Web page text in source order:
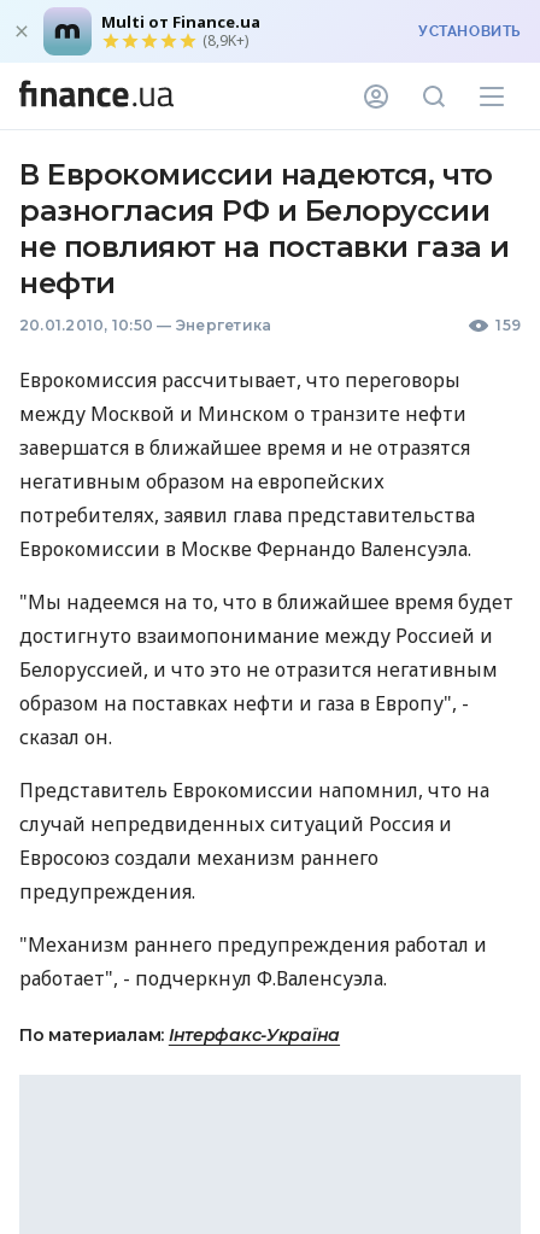
Multi от Finance.ua
(8,9K+) УСТАНОВИТЬ
В Еврокомиссии надеются, что
разногласия РФ и Белоруссии
не повлияют на поставки газа и
нефти
20.01.2010, 10:50 — Энергетика 159
Еврокомиссия рассчитывает, что переговоры
между Москвой и Минском о транзите нефти
завершатся в ближайшее время и не отразятся
негативным образом на европейских
потребителях, заявил глава представительства
Еврокомиссии в Москве Фернандо Валенсуэла.
"Мы надеемся на то, что в ближайшее время будет
достигнуто взаимопонимание между Россией и
Белоруссией, и что это не отразится негативным
образом на поставках нефти и газа в Европу", -
сказал он.
Представитель Еврокомиссии напомнил, что на
случай непредвиденных ситуаций Россия и
Евросоюз создали механизм раннего
предупреждения.
"Механизм раннего предупреждения работал и
работает", - подчеркнул Ф.Валенсуэла.
По материалам: Інтерфакс-Україна